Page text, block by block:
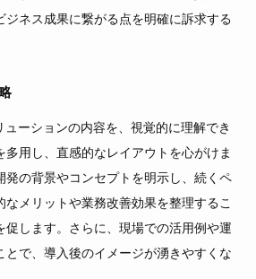
ジネス成果に繋がる点を明確に訴求する
ーションの内容を、視覚的に理解でき
多用し、直感的なレイアウトを心がけま
発の背景やコンセプトを明示し、続くペ
なメリットや業務改善効果を整理するこ
促します。さらに、現場での活用例や運
とで、導入後のイメージが湧きやすくな